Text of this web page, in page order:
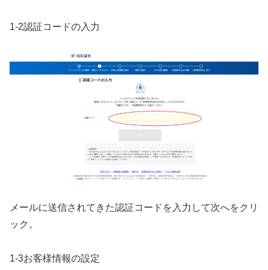
1-2認証コードの入力
メールに送信されてきた認証コードを入力して次へをクリ
ック。
1-3お客様情報の設定